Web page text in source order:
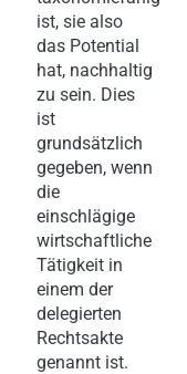
ist, sie also
das Potential
hat, nachhaltig
zu sein. Dies
ist
grundsätzlich
gegeben, wenn
die
einschlägige
wirtschaftliche
Tätigkeit in
einem der
delegierten
Rechtsakte
genannt ist.